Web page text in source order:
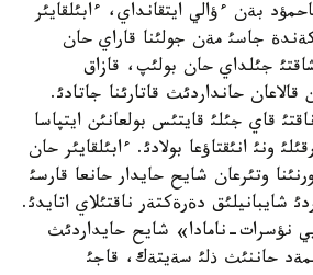
بةن ءؤالي ايتقانداي، ءابئلقايئر
جاسئ مةن جولئنا قاراي حان
جئلداي حان بولئپ، قازاق
حانداردئث قاتارئنا جاتادئ.
قاي جئلئ قايتئس بولعانئن ايتپاسا
ونئ انئقتاؤعا بولادئ. ءابئلقايئر حان
وتئرعان شايح حايدار حانعا قارسئ
شايبانيلئق دةرةكتةر ناقتئلاي اتايدئ.
نؤسرات-نامادا» شايح حايداردئث
حاننئث ذلئ سةيتةك، قاجئ